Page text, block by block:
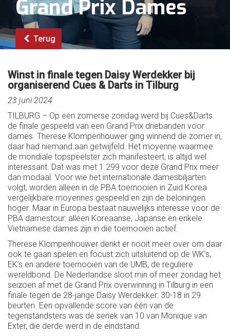
Grand Prix Dames
Terug
Winst in finale tegen Daisy Werdekker bij
organiserend Cues & Darts in Tilburg
23 juni 2024
TILBURG – Op een zomerse zondag werd bij Cues&Darts
de finale gespeeld van een Grand Prix driebanden voor
dames. Therese Klompenhouwer ging winnend de zomer in,
daar had niemand aan getwijfeld. Het moyenne waarmee
de mondiale topspeelster zich manifesteert, is altijd wel
interessant. Dat was met 1.299 voor deze Grand Prix meer
dan modaal. Voor wie het internationale damesbiljarten
volgt, worden alleen in de PBA toernooien in Zuid Korea
vergelijkbare moyennes gespeeld en zijn de beloningen
hoger. Maar in Europa bestaat nauwelijks interesse voor de
PBA damestour: alleen Koreaanse, Japanse en enkele
Vietnamese dames zijn in die toernooien actief.
Therese Klompenhouwer denkt er nooit meer over om daar
ook te gaan spelen en focust zich uitsluitend op de WK’s,
EK’s en andere toernooien van de UMB, de reguliere
wereldbond. De Nederlandse sloot min of meer zondag het
seizoen af met de Grand Prix overwinning in Tilburg in een
finale tegen de 28-jarige Daisy Werdekker: 30-18 in 29
beurten. Een opvallende score van één van de
tegenstandsters was de seriek van 10 van Monique van
Exter, die derde werd in de eindstand.